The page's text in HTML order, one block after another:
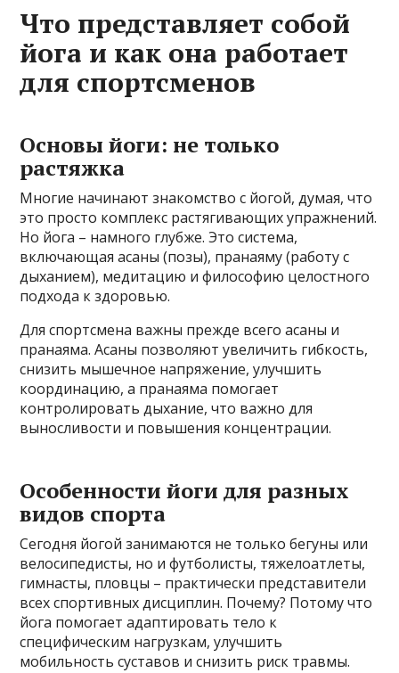
Что представляет собой
йога и как она работает
для спортсменов
Основы йоги: не только
растяжка
Многие начинают знакомство с йогой, думая, что
это просто комплекс растягивающих упражнений.
Но йога – намного глубже. Это система,
включающая асаны (позы), пранаяму (работу с
дыханием), медитацию и философию целостного
подхода к здоровью.
Для спортсмена важны прежде всего асаны и
пранаяма. Асаны позволяют увеличить гибкость,
снизить мышечное напряжение, улучшить
координацию, а пранаяма помогает
контролировать дыхание, что важно для
выносливости и повышения концентрации.
Особенности йоги для разных
видов спорта
Сегодня йогой занимаются не только бегуны или
велосипедисты, но и футболисты, тяжелоатлеты,
гимнасты, пловцы – практически представители
всех спортивных дисциплин. Почему? Потому что
йога помогает адаптировать тело к
специфическим нагрузкам, улучшить
мобильность суставов и снизить риск травмы.